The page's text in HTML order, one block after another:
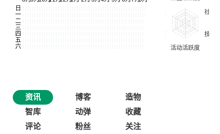
资讯 博客
造物
智库
动弹
收藏
评论
粉丝 关注